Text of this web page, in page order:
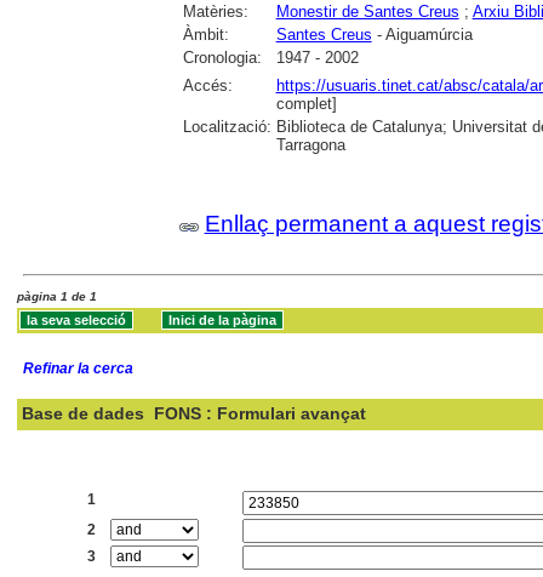
Matèries:
Monestir de Santes Creus ; Arxiu
Àmbit:
Santes Creus - Aiguamúrcia
Cronologia:
1947 - 2002
Accés:
https://usuaris.tinet.cat/absc/catala/
complet]
Localització: Biblioteca de Catalunya; Universitat
Tarragona
Enllaç permanent a aquest
pàgina 1 de 1
Refinar la cerca
Base de dades FONS : Formulari avançat
1
2
3